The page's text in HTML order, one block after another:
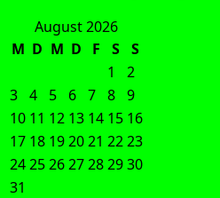
August 2026
M D M D F S
S
1
2
3 4 5 6 7 8 9
10 11 12 13 14 15 16
17 18 192021 2223
24252627282930
31